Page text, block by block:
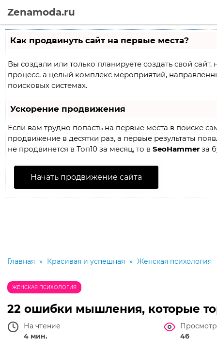
Zenamoda.ru
Как продвинуть сайт на первые места?
Вы создали или только планируете создать свой
процесс, а целый комплекс мероприятий,
поисковых системах.
Ускорение продвижения
Если вам трудно попасть на первые места в поиске
продвижение в десятки раз, а первые результаты
не продвинется в Топ10 за месяц, то в SeoHammer за
Начать продвижение сайта
Главная » Красивая и успешная » Женская психология
ЖЕНСКАЯ ПСИХОЛОГИЯ
22 ошибки мышления, которые
На чтение
4 мин.
46